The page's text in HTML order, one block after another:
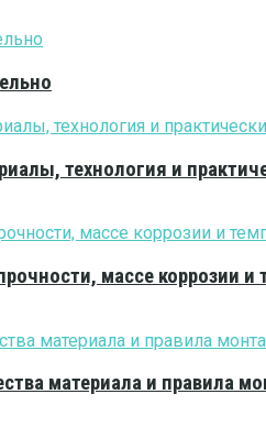
технология и
массе коррозии и
материала и правила